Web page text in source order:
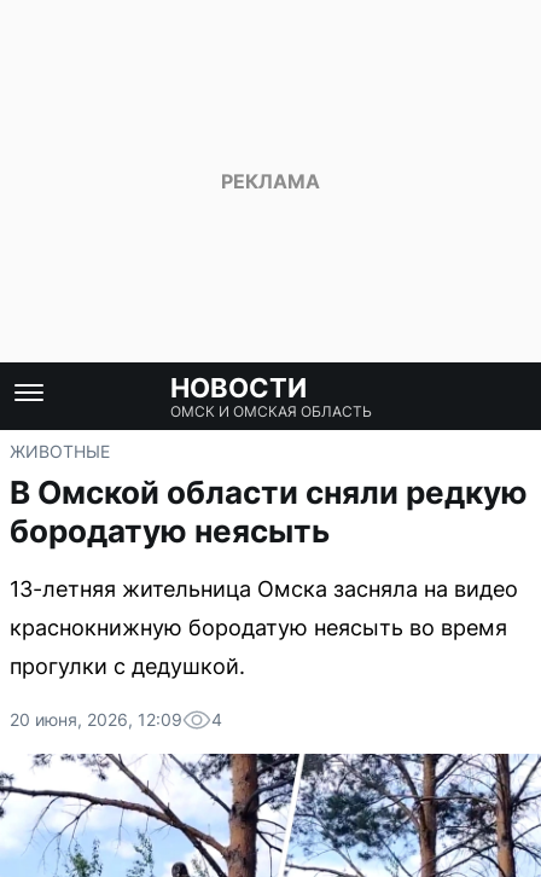
НОВОСТИ
ОМСК И ОМСКАЯ ОБЛАСТЬ
ЖИВОТНЫЕ
В Омской области сняли редкую
бородатую неясыть
13-летняя жительница Омска засняла на видео
краснокнижную бородатую неясыть во время
прогулки с дедушкой.
20 июня, 2026, 12:09 4